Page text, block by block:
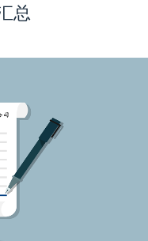
总